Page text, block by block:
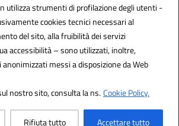
utilizza strumenti di profilazione degli utenti -
cookies tecnici necessari al
del sito, alla fruibilità dei servizi
accessibilità – sono utilizzati, inoltre,
messi a disposizione da Web
nostro sito, consulta la ns.Cookie Policy.
Rifiuta tutto Accettare tutto
(PEC):fgee01200c@pec.istruzione.it
FGEE01200C
& Powered by 3D Solution S.r.l.
& Design by Designers Italia